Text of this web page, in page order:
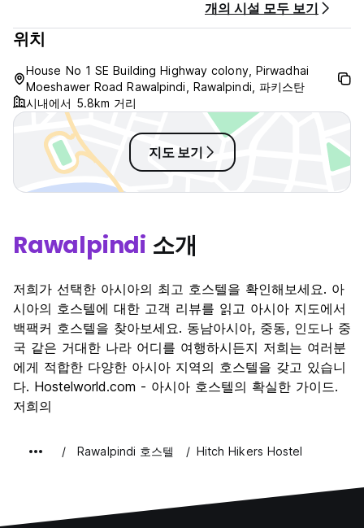
개의 시설 모두 보기
위치
House No 1 SE Building Highway colony, Pirwadhai
Moeshawer Road Rawalpindi, Rawalpindi, 파키스탄
시내에서 5.8km 거리
지도 보기
Rawalpindi 소개
저희가 선택한 아시아의 최고 호스텔을 확인해보세요. 아
시아의 호스텔에 대한 고객 리뷰를 읽고 아시아 지도에서
백팩커 호스텔을 찾아보세요. 동남아시아, 중동, 인도나 중
국 같은 거대한 나라 어디를 여행하시든지 저희는 여러분
에게 적합한 다양한 아시아 지역의 호스텔을 갖고 있습니
다. Hostelworld.com - 아시아 호스텔의 확실한 가이드.
저희의
Rawalpindi 호스텔 Hitch Hikers Hostel